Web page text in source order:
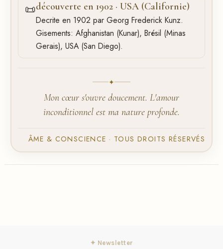
📜découverte en 1902 · USA (Californie)
Decrite en 1902 par Georg Frederick Kunz.
Gisements: Afghanistan (Kunar), Brésil (Minas
Gerais), USA (San Diego).
✦
Mon cœur s'ouvre doucement. L'amour
inconditionnel est ma nature profonde.
ÂME & CONSCIENCE · TOUS DROITS RÉSERVÉS
✦ Newsletter